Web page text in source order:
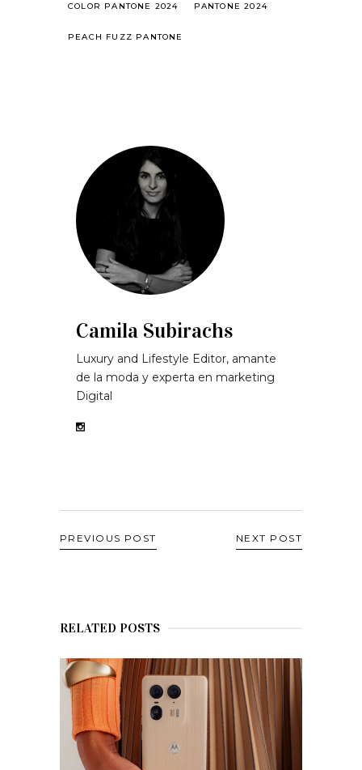
COLOR PANTONE 2024 PANTONE 2024
PEACH FUZZ PANTONE
Camila Subirachs
Luxury and Lifestyle Editor, amante
de la moda y experta en marketing
Digital
PREVIOUS POST NEXT POST
RELATED POSTS